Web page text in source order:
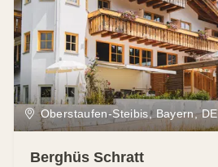
Oberstaufen-Steibis, Bayern, DE
Berghüs Schratt